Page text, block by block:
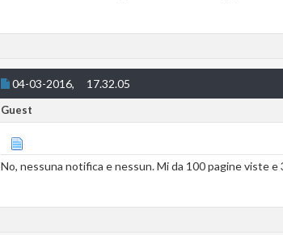
04-03-2016, 17.32.05
Guest
No, nessuna notifica e nessun. Mi da 100 pagine viste